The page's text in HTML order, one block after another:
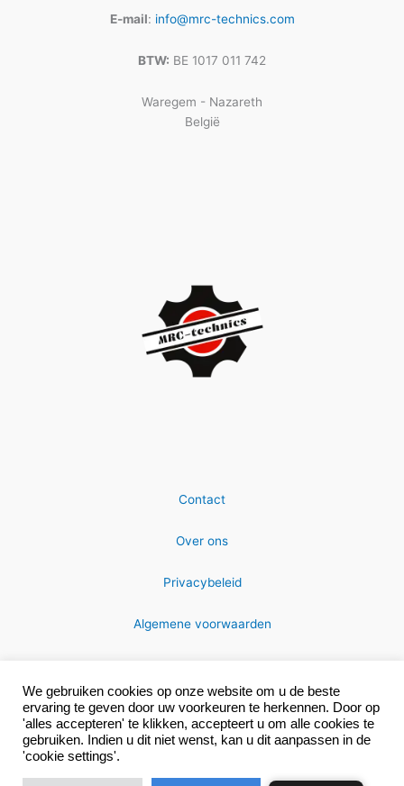
E-mail: info@mrc-technics.com
BTW: BE 1017 011 742
Waregem - Nazareth
België
Contact
Over ons
Privacybeleid
Algemene voorwaarden
Copyright © 2026 MRC-technics
We gebruiken cookies op onze website om u de beste
ervaring te geven door uw voorkeuren te herkennen. Door op
'alles accepteren' te klikken, accepteert u om alle cookies te
gebruiken. Indien u dit niet wenst, kan u dit aanpassen in de
'cookie settings'.